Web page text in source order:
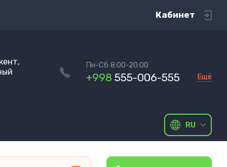
Кабинет
Пн-Сб 8:00-20:00
+998 555-006-555 Ещё
RU